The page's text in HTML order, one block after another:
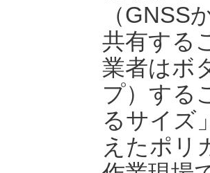
（GNSS
共有する
業者はボ
プ）する
るサイズ
えたポリ